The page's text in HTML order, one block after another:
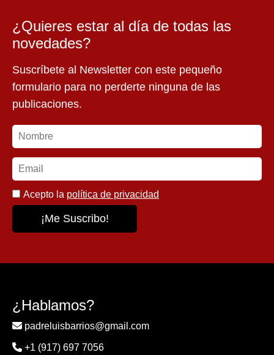
¿Quieres estar al día de todas las
novedades?
Suscríbete al Newsletter con este pequeño
formulario para no perderte ninguna de las
publicaciones.
Acepto la política de privacidad
¿Hablamos?
padreluisbarrios@gmail.com
+1 (917) 697 7056